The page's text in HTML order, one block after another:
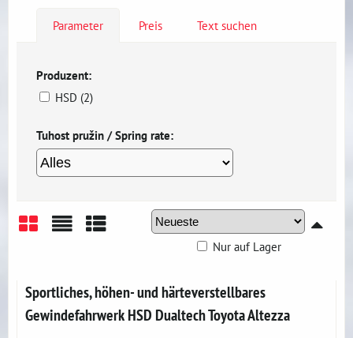
Parameter Preis Text suchen
Produzent:
HSD (2)
Tuhost pružin / Spring rate:
Nur auf Lager
Sportliches, höhen- und härteverstellbares
Gewindefahrwerk HSD Dualtech Toyota Altezza